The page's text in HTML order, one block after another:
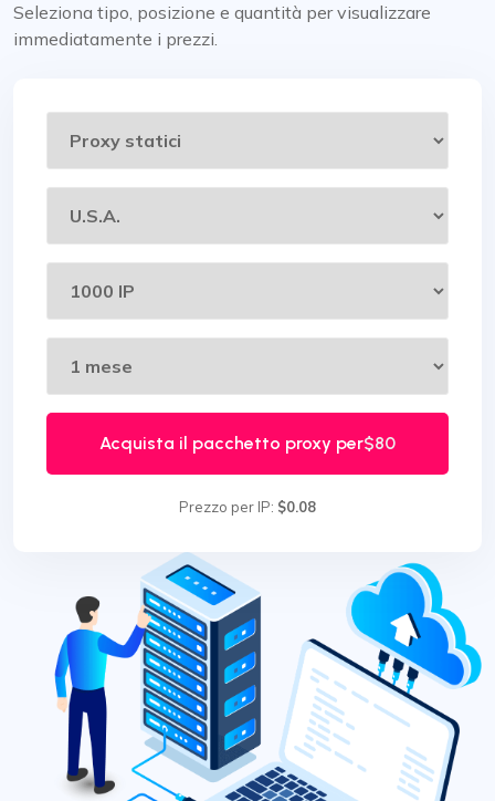
Seleziona tipo, posizione e quantità per visualizzare
immediatamente i prezzi.
Acquista il pacchetto proxy per$80
Prezzo per IP: $0.08